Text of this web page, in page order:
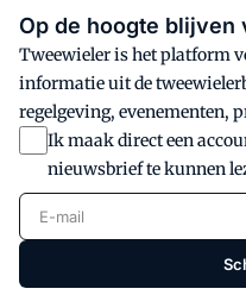
Op de hoogte blijven
Tweewieler is het platform
informatie uit de
regelgeving, evenementen,
Ik maak direct een
nieuwsbrief te kunnen
E-mail